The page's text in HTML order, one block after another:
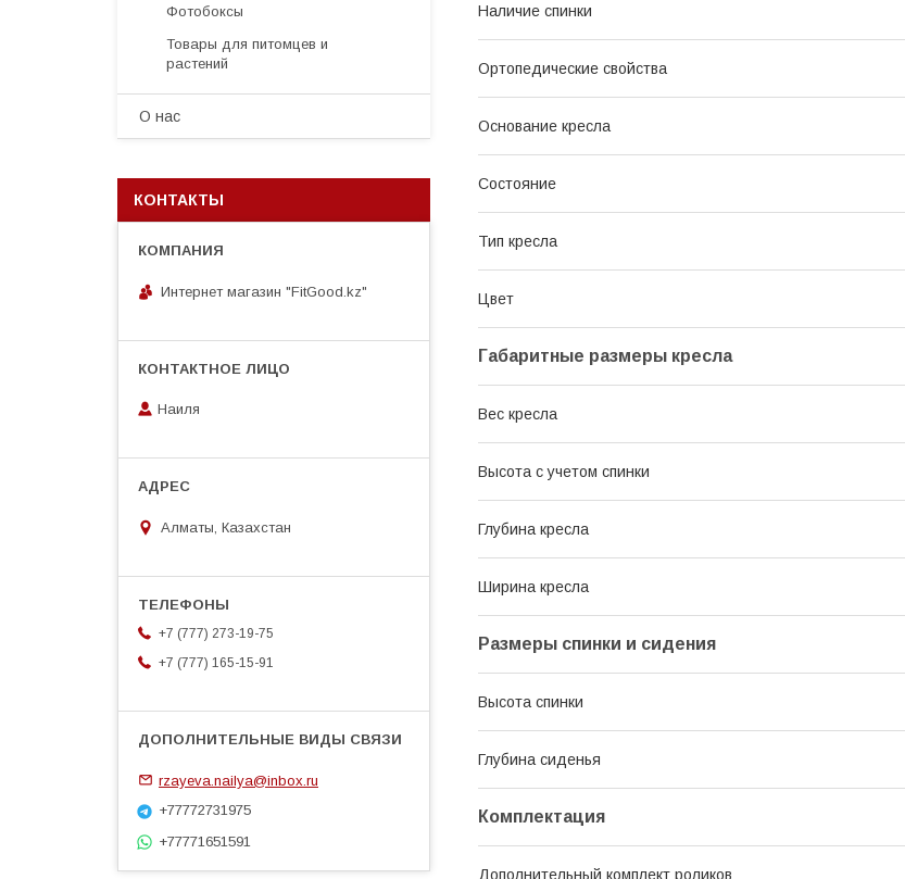
Наличие спинки
Ортопедические свойства
Основание кресла
Состояние
Тип кресла
Цвет
Габаритные размеры кресла
Вес кресла
Высота с учетом спинки
Глубина кресла
Ширина кресла
Размеры спинки и сидения
Высота спинки
Глубина сиденья
Комплектация
Дополнительный комплект роликов
Фотобоксы
Товары для питомцев и
растений
О нас
КОНТАКТЫ
Интернет магазин "FitGood.kz"
Наиля
Алматы, Казахстан
+7 (777) 273-19-75
+7 (777) 165-15-91
rzayeva.nailya@inbox.ru
+77772731975
+77771651591